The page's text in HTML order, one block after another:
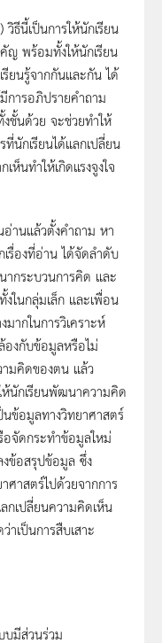
ธีนี้เป็นการให้นักเรียน
ญ พร้อมทั้งให้นักเรียน
ยนรู้จากกันและกัน ได้
การอภิปรายคำถาม
ชั้นด้วย จะช่วยทำให้
นักเรียนได้แลกเปลี่ยน
ห็นทำให้เกิดแรงจูงใจ
อ่านแล้วตั้งคำถาม หา
รื่องที่อ่าน ได้จัดลำดับ
กระบวนการคิด และ
ในกลุ่มเล็ก และเพื่อน
ากในการวิเคราะห์
องกับข้อมูลหรือไม่
ามคิดของตน แล้ว
นักเรียนพัฒนาความคิด
นข้อมูลทางวิทยาศาสตร์
จัดกระทำข้อมูลใหม่
ข้อสรุปข้อมูล ซึ่ง
ศาสตร์ไปด้วยจากการ
กเปลี่ยนความคิดเห็น
าเป็นการสืบเสาะ
บมีส่วนร่วม